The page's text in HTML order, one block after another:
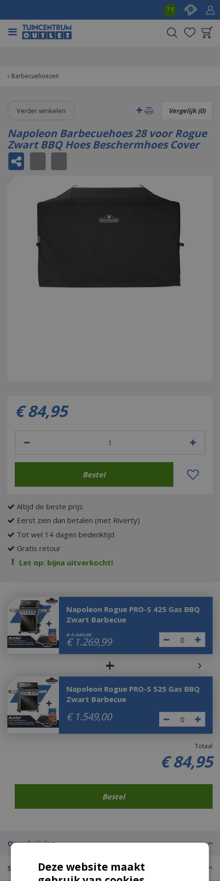
Barbecuehoezen
7.5
Verder winkelen Vergelijk (0)
Napoleon Barbecuehoes 28 voor Rogue
Zwart BBQ Hoes Beschermhoes Cover
€ 84,95
Altijd de beste prijs
Eerst zien dan betalen (met Riverty)
Tot wel 14 dagen bedenktijd
Gratis retour
Let op: bijna uitverkocht!
Napoleon Rogue PRO-S 425 Gas BBQ
Zwart Barbecue
€ 1.349,00
€ 1.269,99
+
Napoleon Rogue PRO-S 525 Gas BBQ
Zwart Barbecue
€ 1.549,00
Totaal
€ 84,95
Omschrijving
SpecificatiesDeze website maakt